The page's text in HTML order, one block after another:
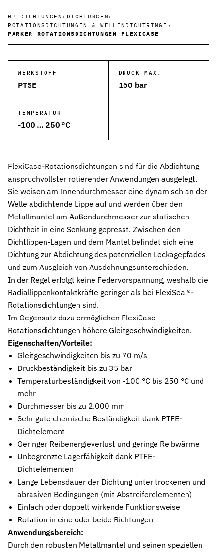
Wehrtechnik & Rüstung
Zuverlässige Dichtungen für sicherheitskritische Systeme
Stangendichtungen
Kolbendichtungen
Sichere Abdichtung von Kolbenbewegungen in Hydraulik- und
Universelle Dichtungslösung für vielfältige Anwendungen
Rotationsdichtungen
Abstreifer
Effektiver Schutz vor Schmutz, Staub und Feuchtigkeit
Führungsringe
Präzise Führung von Kolben und Stangen, verhindert
Stützringe
Anti-Extrusions-Element, schützt O-Ringe bei hohem Druck
Dämpfungsringe
Kontrollierte Endlagendämpfung im Pneumatikzylinder
Flachdichtungen
Zuverlässige Abdichtung für plane Flächen, Flansche und
Gummiformteile
Präzise geformte Elastomerbauteile für Dämpfung, Verbindung
Dichtsätze
Komplettlösungen aus abgestimmten Dichtungselementen
Sonderdichtungen
Individuell entwickelte Dichtungslösungen
Hydraulikdichtungen
Hochleistungsdichtungen für hydraulische Anwendungen
Pneumatikdichtungen
Zuverlässige Dichtungslösungen für Pneumatikzylinder
Langlebige Dichtungen für statische Anwendungen in
Dynamische Dichtungen
Effiziente Dichtungslösungen für dynamische Anwendungen
Schmierstoffe
Schmierstoffe passend zur Dichtungsauslegung
HP-DICHTUNGEN › DICHTUNGEN ›
ROTATIONSDICHTUNGEN & WELLENDICHTRINGE ›
PARKER ROTATIONSDICHTUNGEN FLEXICASE
WERKSTOFF
PTSE
DRUCK MAX.
160 bar
TEMPERATUR
-100 … 250 °C
FlexiCase-Rotationsdichtungen sind für die Abdichtung
anspruchvollster rotierender Anwendungen ausgelegt.
Sie weisen am Innendurchmesser eine dynamisch an der
Welle abdichtende Lippe auf und werden über den
Metallmantel am Außendurchmesser zur statischen
Dichtheit in eine Senkung gepresst. Zwischen den
Dichtlippen-Lagen und dem Mantel befindet sich eine
Dichtung zur Abdichtung des potenziellen Leckagepfades
und zum Ausgleich von Ausdehnungsunterschieden.
In der Regel erfolgt keine Federvorspannung, weshalb die
Radiallippenkontaktkräfte geringer als bei FlexiSeal®-
Rotationsdichtungen sind.
Im Gegensatz dazu ermöglichen FlexiCase-
Rotationsdichtungen höhere Gleitgeschwindigkeiten.
Eigenschaften/Vorteile:
Gleitgeschwindigkeiten bis zu 70 m/s
Druckbeständigkeit bis zu 35 bar
Temperaturbeständigkeit von -100 °C bis 250 °C und
mehr
Durchmesser bis zu 2.000 mm
Sehr gute chemische Beständigkeit dank PTFE-
Dichtelement
Geringer Reibenergieverlust und geringe Reibwärme
Unbegrenzte Lagerfähigkeit dank PTFE-
Dichtelementen
Lange Lebensdauer der Dichtung unter trockenen und
abrasiven Bedingungen (mit Abstreiferelementen)
Einfach oder doppelt wirkende Funktionsweise
Rotation in eine oder beide Richtungen
Anwendungsbereich:
Durch den robusten Metallmantel und seinen speziellen